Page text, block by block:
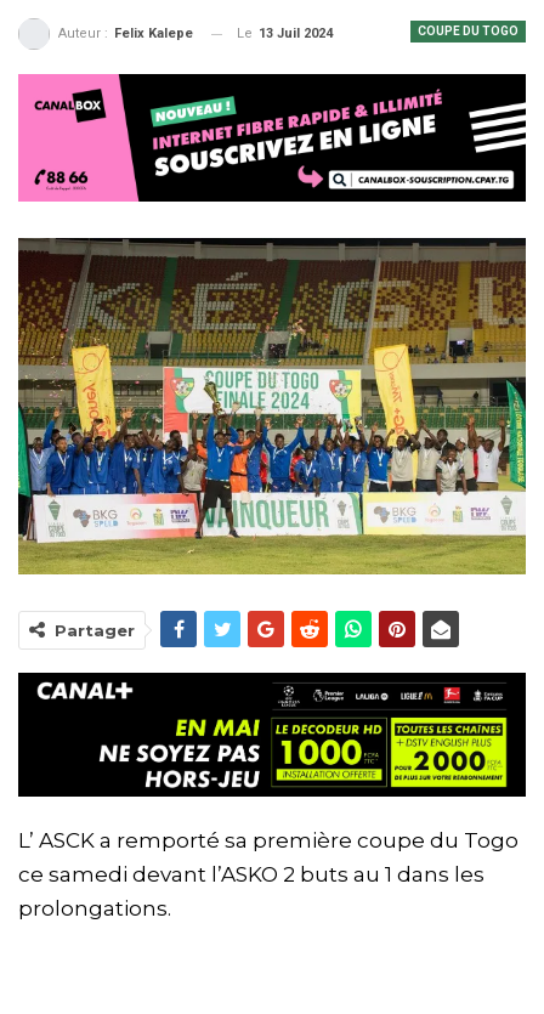
COUPE DU TOGO
Auteur : Felix Kalepe Le 13 Juil 2024
Partager
L’ ASCK a remporté sa première coupe du Togo
ce samedi devant l’ASKO 2 buts au 1 dans les
prolongations.